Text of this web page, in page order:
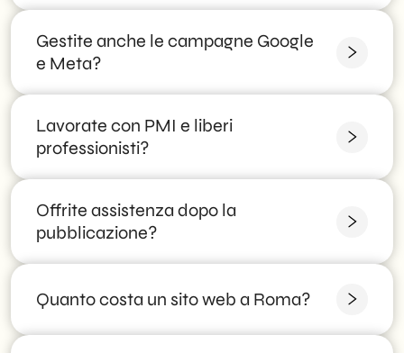
Un sito vetrina richiede in genere poche settimane;
e-commerce e progetti complessi qualche
settimana in più. Concordiamo una timeline
realistica.
Gestite anche le campagne Google
e Meta?
Sì, pianifichiamo e ottimizziamo campagne data-
driven per generare contatti qualificati.
Lavorate con PMI e liberi
professionisti?
Assolutamente: gran parte dei nostri clienti sono
PMI, studi professionali e attività locali.
Offrite assistenza dopo la
pubblicazione?
Sì: manutenzione, aggiornamenti, analisi delle
prestazioni e supporto continuativo.
Quanto costa un sito web a Roma?